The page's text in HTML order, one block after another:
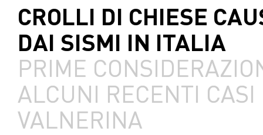
CROLLI DI CHIESE
DAI SISMI IN ITALIA
PRIME
ALCUNI RECENTI
VALNERINA